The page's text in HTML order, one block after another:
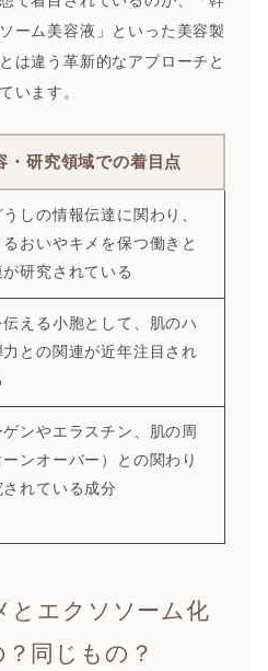
ーム美容液」といった美容製
は違う革新的なアプローチと
います。
・研究領域での着目点
しの情報伝達に関わり、
るおいやキメを保つ働きと
研究されている
える小胞として、肌のハ
力との関連が近年注目され
ゲンやエラスチン、肌の周
ンオーバー）との関わり
れている成分
エクソソーム化
同じもの？